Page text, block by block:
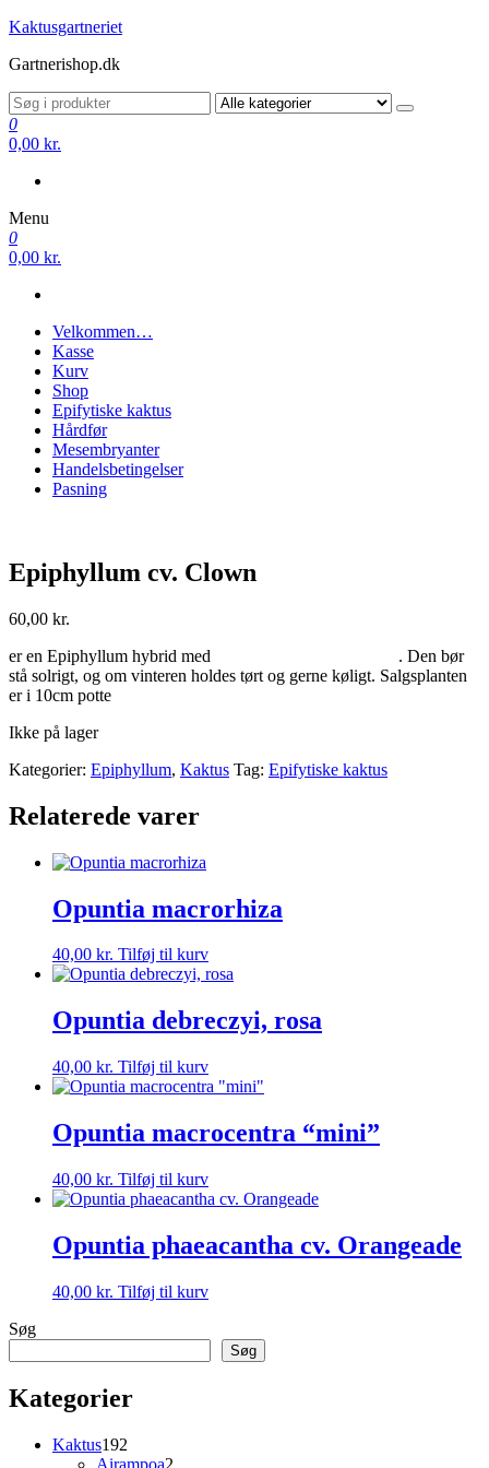
Videre
indhold
Kaktusgartneriet
Gartnerishop.dk
0
0,00 kr.
Menu
0
0,00 kr.
Velkommen…
Kasse
Kurv
Shop
Epifytiske kaktus
Hårdfør
Mesembryanter
Handelsbetingelser
Pasning
Epiphyllum cv. Clown
60,00 kr.
er en Epiphyllum hybrid med . Den bør
stå solrigt, og om vinteren holdes tørt og gerne køligt. Salgsplanten
er i 10cm potte
Ikke på lager
Kategorier: Epiphyllum, Kaktus Tag: Epifytiske kaktus
Relaterede varer
Opuntia macrorhiza
40,00 kr. Tilføj til kurv
Opuntia debreczyi, rosa
40,00 kr. Tilføj til kurv
Opuntia macrocentra “mini”
40,00 kr. Tilføj til kurv
Opuntia phaeacantha cv. Orangeade
40,00 kr. Tilføj til kurv
Søg
Søg
Kategorier
Kaktus192
varer
Airampoa2